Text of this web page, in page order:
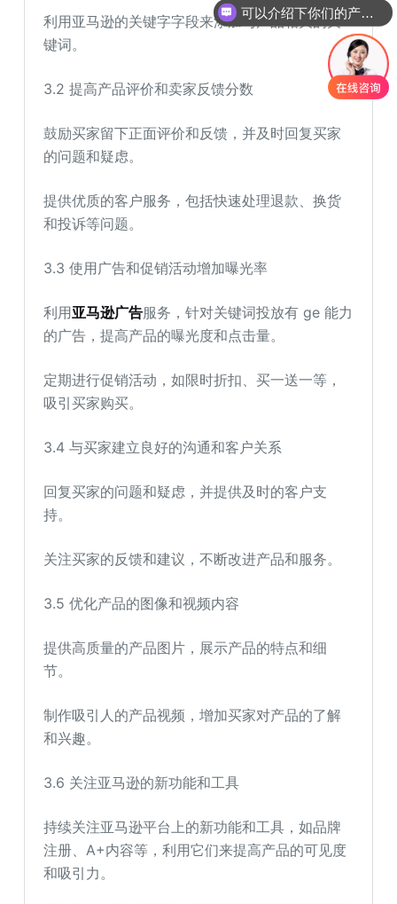
利用亚马逊的关键字字段来添加与产品相关的关
键词。
3.2 提高产品评价和卖家反馈分数
鼓励买家留下正面评价和反馈，并及时回复买家
的问题和疑虑。
提供优质的客户服务，包括快速处理退款、换货
和投诉等问题。
3.3 使用广告和促销活动增加曝光率
利用亚马逊广告服务，针对关键词投放有 ge 能力
的广告，提高产品的曝光度和点击量。
定期进行促销活动，如限时折扣、买一送一等，
吸引买家购买。
3.4 与买家建立良好的沟通和客户关系
回复买家的问题和疑虑，并提供及时的客户支
持。
关注买家的反馈和建议，不断改进产品和服务。
3.5 优化产品的图像和视频内容
提供高质量的产品图片，展示产品的特点和细
节。
制作吸引人的产品视频，增加买家对产品的了解
和兴趣。
3.6 关注亚马逊的新功能和工具
持续关注亚马逊平台上的新功能和工具，如品牌
注册、A+内容等，利用它们来提高产品的可见度
和吸引力。
你们是怎么收费的呢